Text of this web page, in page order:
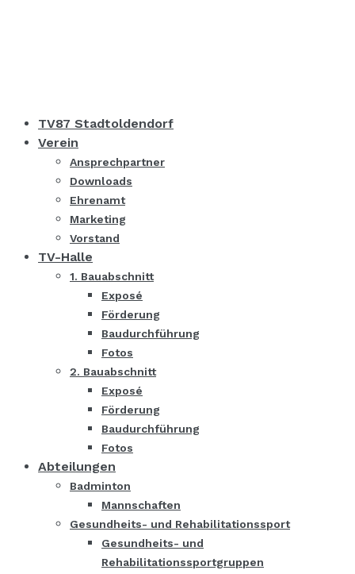
TV87 Stadtoldendorf
Verein
Ansprechpartner
Downloads
Ehrenamt
Marketing
Vorstand
TV-Halle
1. Bauabschnitt
Exposé
Förderung
Baudurchführung
Fotos
2. Bauabschnitt
Exposé
Förderung
Baudurchführung
Fotos
Abteilungen
Badminton
Mannschaften
Gesundheits- und Rehabilitationssport
Gesundheits- und
Rehabilitationssportgruppen